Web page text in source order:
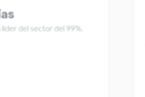
líder del sector del 99%.